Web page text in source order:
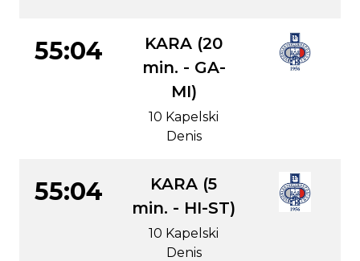
55:04
KARA (20
min. - GA-
MI)
10 Kapelski
Denis
55:04
KARA (5
min. - HI-ST)
10 Kapelski
Denis